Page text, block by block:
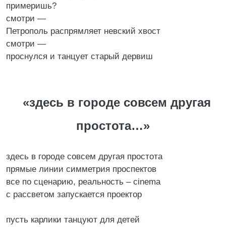
примеришь?
смотри —
Петрополь распрямляет невский хвост
смотри —
проснулся и танцует старый дервиш
«здесь в городе совсем другая
простота…»
здесь в городе совсем другая простота
прямые линии симметрия проспектов
все по сценарию, реальность – cinema
с рассветом запускается проектор
пусть карлики танцуют для детей